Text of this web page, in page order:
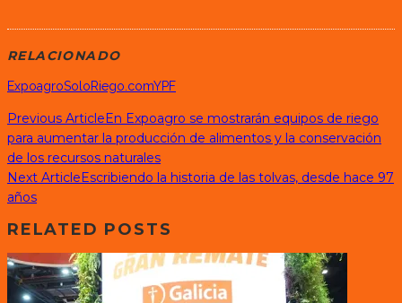
RELACIONADO
ExpoagroSoloRiego.comYPF
Previous Article En Expoagro se mostrarán equipos de riego
para aumentar la producción de alimentos y la conservación
de los recursos naturales
Next Article Escribiendo la historia de las tolvas, desde hace 97
años
RELATED POSTS